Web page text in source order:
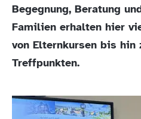
Begegnung, Beratung
Familien erhalten hier
von Elternkursen bis hin
Treffpunkten.